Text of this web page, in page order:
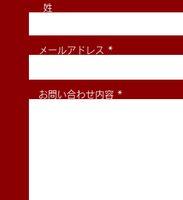
メールアドレス
お問い合わせ内容